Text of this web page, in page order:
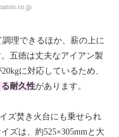
理できるほか、薪の上に
五徳は丈夫なアイアン製
に対応しているため、
耐久性があります。
ズ焚き火台にも乗せられ
ズは、約525×305mmと大